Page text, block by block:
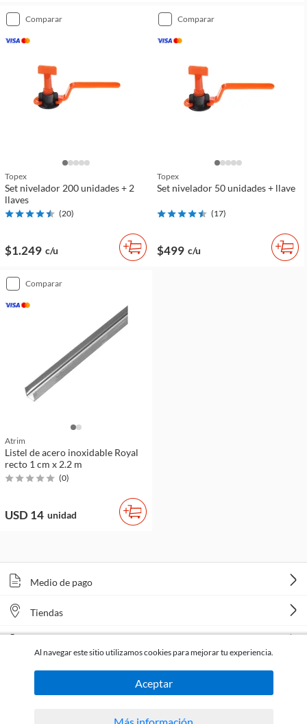
comparar
Topex
Set nivelador 200 unidades + 2
llaves
(20)
$1.249 c/u
comparar
Topex
Set nivelador 50 unidades + llave
(17)
$499 c/u
comparar
Atrim
Listel de acero inoxidable Royal
recto 1 cm x 2.2 m
(0)
USD 14 unidad
Medio de pago
Tiendas
Al navegar este sitio utilizamos cookies para mejorar tu experiencia.
Aceptar